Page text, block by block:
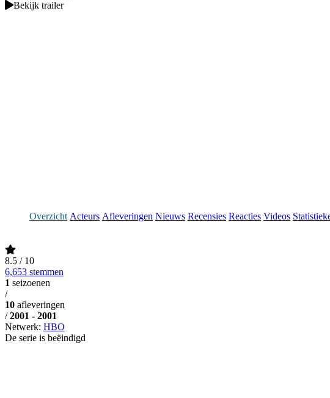
Bekijk trailer
Overzicht Acteurs Afleveringen Nieuws Recensies Reacties Videos
8.5 / 10
6,653 stemmen
1 seizoenen
/
10 afleveringen
/ 2001 - 2001
Netwerk: HBO
De serie is beëindigd